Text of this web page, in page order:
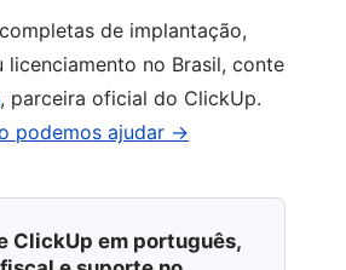
de implantação,
licenciamento no Brasil, conte
, parceira oficial do ClickUp.
podemos ajudar →
ClickUp em português,